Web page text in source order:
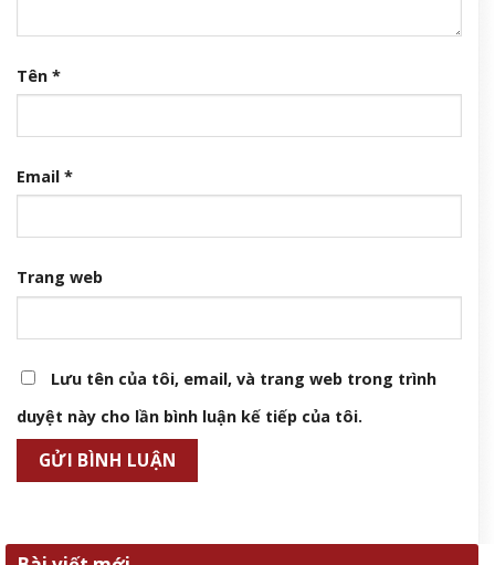
Tên *
Email *
Trang web
Lưu tên của tôi, email, và trang web trong trình
duyệt này cho lần bình luận kế tiếp của tôi.